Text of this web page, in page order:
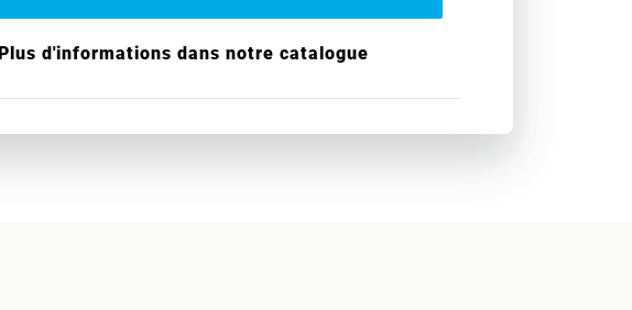
Plus d'informations dans notre catalogue